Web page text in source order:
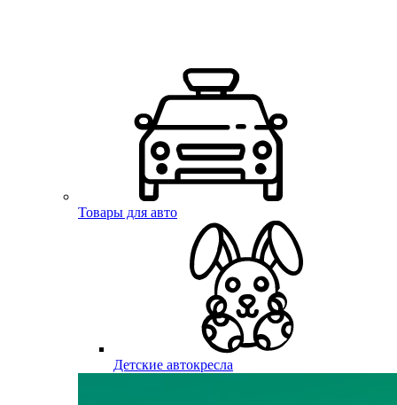
Товары для авто
Детские автокресла